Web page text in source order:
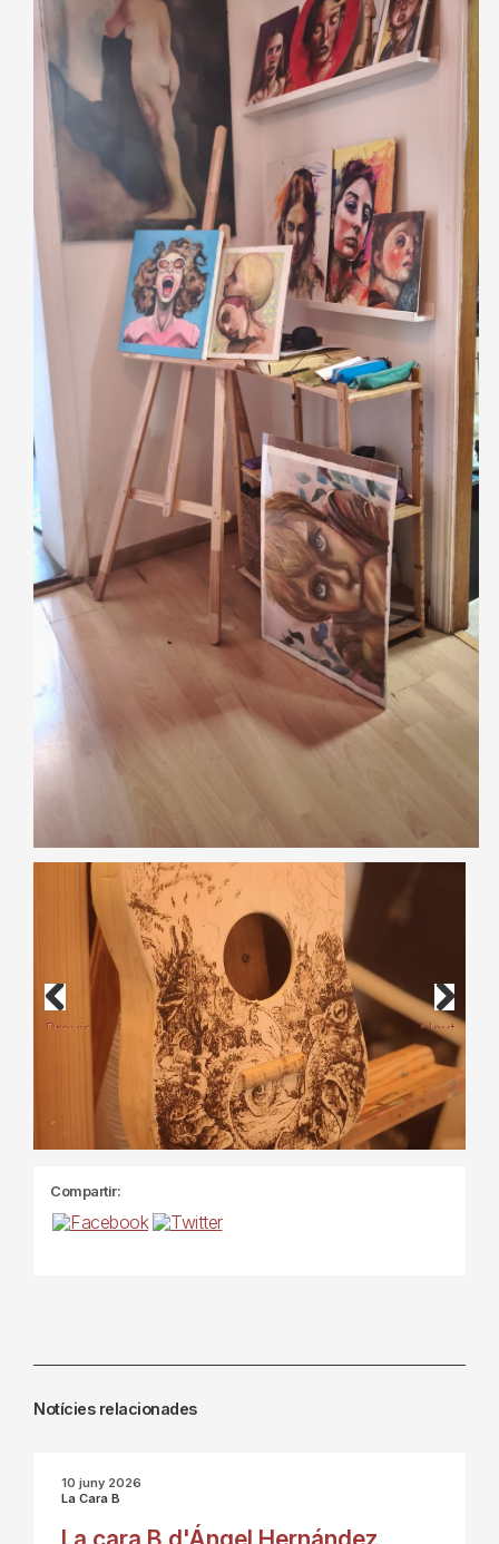
Previous Next
Compartir:
Notícies relacionades
10 juny 2026
La Cara B